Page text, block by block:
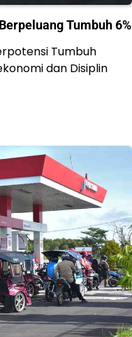
Tumbuh 6%
Tumbuh
dan Disiplin